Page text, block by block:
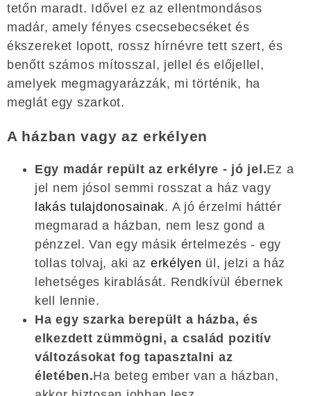
tetőn maradt. Idővel ez az ellentmondásos
madár, amely fényes csecsebecséket és
ékszereket lopott, rossz hírnévre tett szert, és
benőtt számos mítosszal, jellel és előjellel,
amelyek megmagyarázzák, mi történik, ha
meglát egy szarkot.
A házban vagy az erkélyen
Egy madár repült az erkélyre - jó jel.Ez a
jel nem jósol semmi rosszat a ház vagy
lakás tulajdonosainak. A jó érzelmi háttér
megmarad a házban, nem lesz gond a
pénzzel. Van egy másik értelmezés - egy
tollas tolvaj, aki az erkélyen ül, jelzi a ház
lehetséges kirablását. Rendkívül ébernek
kell lennie.
Ha egy szarka berepült a házba, és
elkezdett zümmögni, a család pozitív
változásokat fog tapasztalni az
életében.Ha beteg ember van a házban,